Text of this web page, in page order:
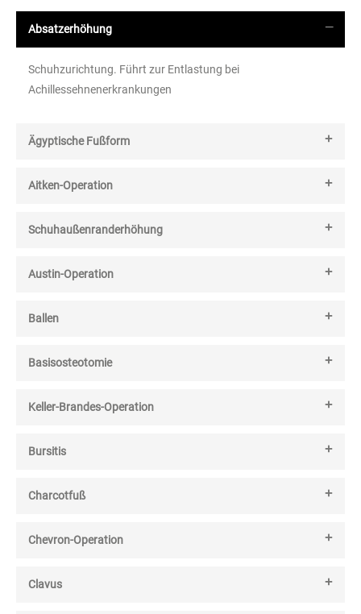
Absatzerhöhung
Schuhzurichtung. Führt zur Entlastung bei
Achillessehnenerkrankungen
Ägyptische Fußform
Aitken-Operation
Schuhaußenranderhöhung
Austin-Operation
Ballen
Basisosteotomie
Keller-Brandes-Operation
Bursitis
Charcotfuß
Chevron-Operation
Clavus